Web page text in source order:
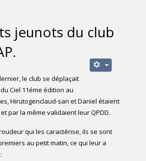
jeunots du club
le club se déplaçait
Ciel 11éme édition au
Hirutogenclaud-san et Daniel étaient
par la même validaient leur QPDD.
qui les caractérise, ils se sont
au petit matin, ce qui leur a